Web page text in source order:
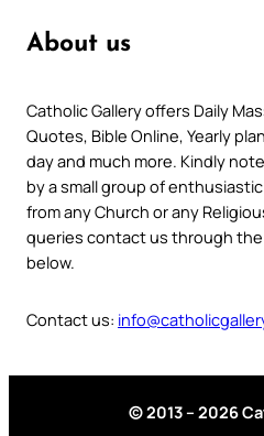
About us
Catholic Gallery offers Daily
Quotes, Bible Online, Yearly
day and much more. Kindly
by a small group of
from any Church or any
queries contact us through the
below.
Contact us:
© 2013 – 2026